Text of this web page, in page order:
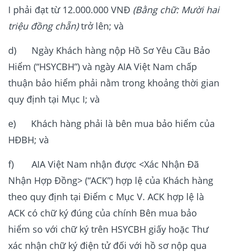
I phải đạt từ 12.000.000 VNĐ (Bằng chữ: Mười hai
triệu đồng chẵn)trở lên; và
d) Ngày Khách hàng nộp Hồ Sơ Yêu Cầu Bảo
Hiểm (“HSYCBH”) và ngày AIA Việt Nam chấp
thuận bảo hiểm phải nằm trong khoảng thời gian
quy định tại Mục I; và
e) Khách hàng phải là bên mua bảo hiểm của
HĐBH; và
f) AIA Việt Nam nhận được <Xác Nhận Đã
Nhận Hợp Đồng> (“ACK”) hợp lệ của Khách hàng
theo quy định tại Điểm c Mục V. ACK hợp lệ là
ACK có chữ ký đúng của chính Bên mua bảo
hiểm so với chữ ký trên HSYCBH giấy hoặc Thư
xác nhận chữ ký điện tử đối với hồ sơ nộp qua